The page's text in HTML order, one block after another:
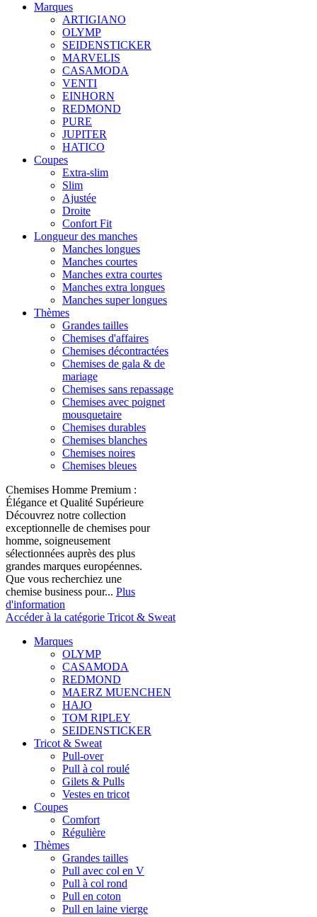
Marques
ARTIGIANO
OLYMP
SEIDENSTICKER
MARVELIS
CASAMODA
VENTI
EINHORN
REDMOND
PURE
JUPITER
HATICO
Coupes
Extra-slim
Slim
Ajustée
Droite
Confort Fit
Longueur des manches
Manches longues
Manches courtes
Manches extra courtes
Manches extra longues
Manches super longues
Thèmes
Grandes tailles
Chemises d'affaires
Chemises décontractées
Chemises de gala & de
mariage
Chemises sans repassage
Chemises avec poignet
mousquetaire
Chemises durables
Chemises blanches
Chemises noires
Chemises bleues
Chemises Homme Premium :
Élégance et Qualité Supérieure
Découvrez notre collection
exceptionnelle de chemises pour
homme, soigneusement
sélectionnées auprès des plus
grandes marques européennes.
Que vous recherchiez une
chemise business pour... Plus
d'information
Accéder à la catégorie Tricot & Sweat
Marques
OLYMP
CASAMODA
REDMOND
MAERZ MUENCHEN
HAJO
TOM RIPLEY
SEIDENSTICKER
Tricot & Sweat
Pull-over
Pull à col roulé
Gilets & Pulls
Vestes en tricot
Coupes
Comfort
Régulière
Thèmes
Grandes tailles
Pull avec col en V
Pull à col rond
Pull en coton
Pull en laine vierge